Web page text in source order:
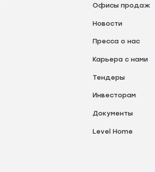
Офисы продаж
Новости
Пресса о нас
Карьера с нами
Тендеры
Инвесторам
Документы
Level Home